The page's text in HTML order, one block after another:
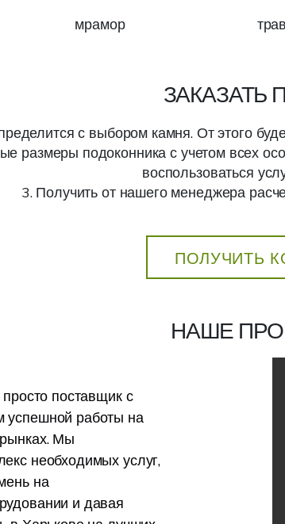
мрамор
ЗАКАЗАТЬ
с выбором камня. От этого
размеры подоконника с учетом всех
воспользоваться
3. Получить от нашего менеджера
ПОЛУЧИТЬ
НАШЕ
поставщик с
успешной работы на
Мы
необходимых услуг,
на
и давая